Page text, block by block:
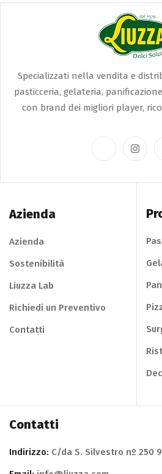
Specializzati nella vendita e
pasticceria, gelateria,
con brand dei migliori player,
Azienda
Azienda
Sostenibilità
Liuzza Lab
Richiedi un Preventivo
Contatti
Contatti
Indirizzo: C/da S. Silvestro nº 250